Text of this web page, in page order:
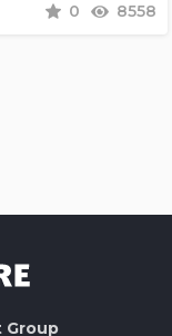
0 8558
Group